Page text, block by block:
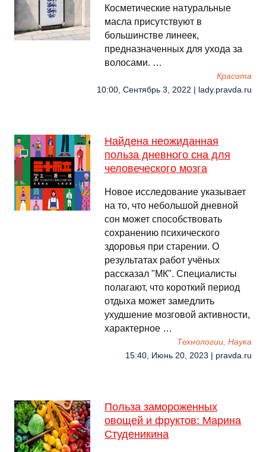
Косметические натуральные
масла присутствуют в
большинстве линеек,
предназначенных для ухода за
волосами. …
Красота
10:00, Сентябрь 3, 2022 | lady.pravda.ru
Найдена неожиданная
польза дневного сна для
человеческого мозга
Новое исследование указывает
на то, что небольшой дневной
сон может способствовать
сохранению психического
здоровья при старении. О
результатах работ учёных
рассказал "МК". Специалисты
полагают, что короткий период
отдыха может замедлить
ухудшение мозговой активности,
характерное …
Технологии, Наука
15:40, Июнь 20, 2023 | pravda.ru
Польза замороженных
овощей и фруктов: Марина
Студеникина